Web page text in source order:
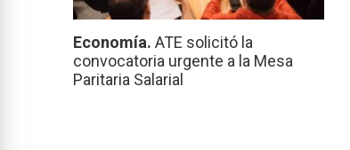
Economía. ATE solicitó la
convocatoria urgente a la Mesa
Paritaria Salarial